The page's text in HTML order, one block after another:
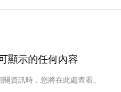
顯示的任何內容
資訊時，您將在此處查看。